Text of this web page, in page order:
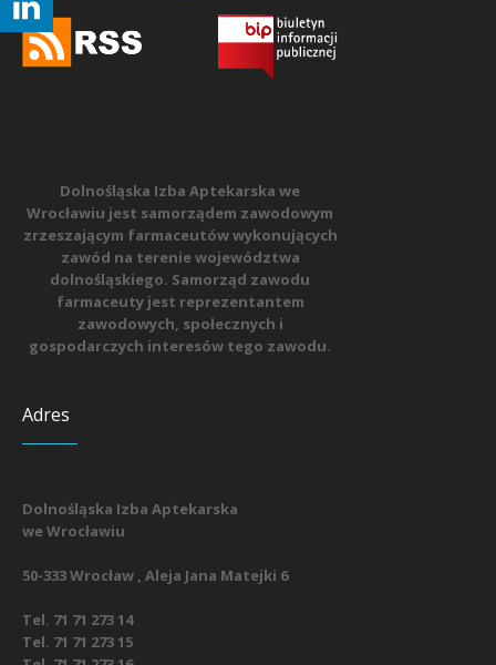
Dolnośląska Izba Aptekarska we
Wrocławiu jest samorządem zawodowym
zrzeszającym farmaceutów wykonujących
zawód na terenie województwa
dolnośląskiego. Samorząd zawodu
farmaceuty jest reprezentantem
zawodowych, społecznych i
gospodarczych interesów tego zawodu.
Adres
Dolnośląska Izba Aptekarska
we Wrocławiu
50-333 Wrocław , Aleja Jana Matejki 6
Tel. 71 71 273 14
Tel. 71 71 273 15